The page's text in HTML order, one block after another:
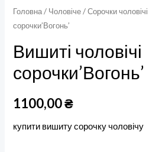
Головна/ Чоловіче/Сорочки чоловічі
сорочки’Вогонь’
Вишиті чоловічі
сорочки’Вогонь’
1100,00₴
купити вишиту сорочку чоловічу